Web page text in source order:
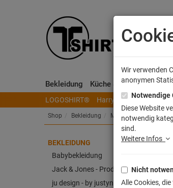
Bekleidung Küche & Wohnen
LOGOSHIRT® Harry Potter Herr der
Shop Bekleidung Männer T-Shirts
BEKLEIDUNG
Babybekleidung
Jack & Jones - Produkt
ju design - by justyna weitz
Wir verwenden
anonymen
Notwendige
Diese Website
notwendig
sind.
Weitere Infos
Nicht
Alle Cookies,